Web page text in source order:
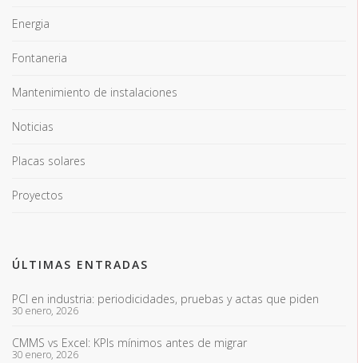
Energia
Fontaneria
Mantenimiento de instalaciones
Noticias
Placas solares
Proyectos
ÚLTIMAS ENTRADAS
PCI en industria: periodicidades, pruebas y actas que piden
30 enero, 2026
CMMS vs Excel: KPIs mínimos antes de migrar
30 enero, 2026